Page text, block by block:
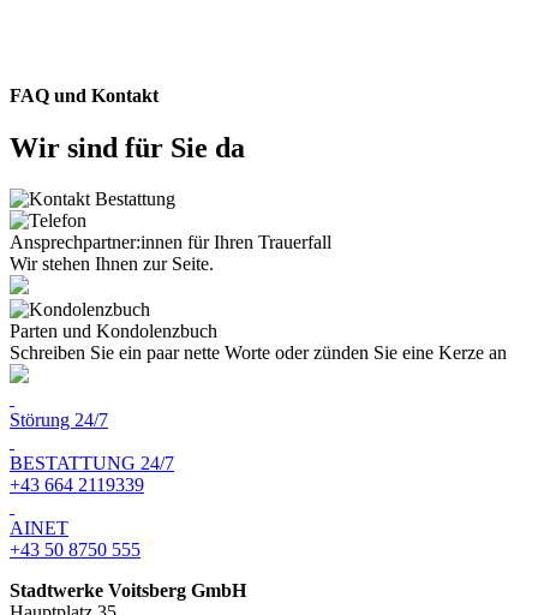
FAQ und Kontakt
Wir sind für Sie da
Ansprechpartner:innen für Ihren Trauerfall
Wir stehen Ihnen zur Seite.
Parten und Kondolenzbuch
Schreiben Sie ein paar nette Worte oder zünden Sie eine Kerze an
Störung 24/7
BESTATTUNG 24/7
+43 664 2119339
AINET
+43 50 8750 555
Stadtwerke Voitsberg GmbH